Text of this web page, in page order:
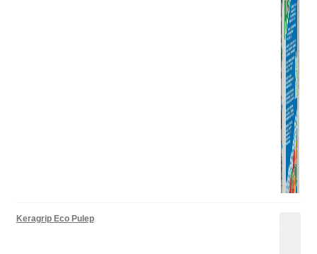
Keragrip Eco Pulep